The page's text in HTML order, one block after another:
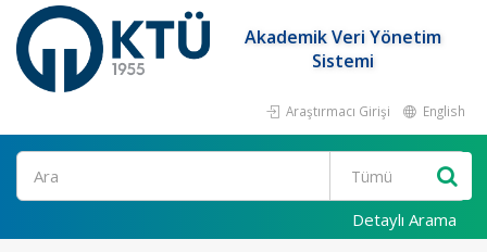
Akademik Veri Yönetim
Sistemi
Araştırmacı Girişi English
Ara
Detaylı Arama